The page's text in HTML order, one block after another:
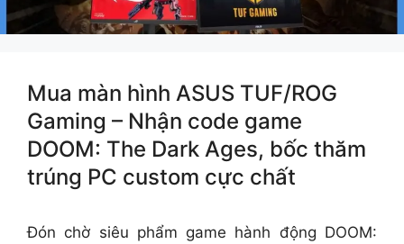
Mua màn hình ASUS TUF/ROG
Gaming – Nhận code game
DOOM: The Dark Ages, bốc thăm
trúng PC custom cực chất
Đón chờ siêu phẩm game hành động DOOM: